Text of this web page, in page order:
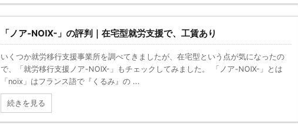
「ノア-NOIX-」の評判｜在宅型就労支援で、工賃あり
いくつか就労移行支援事業所を調べてきましたが、在宅型という点が気になったの
で、「就労移行支援ノア-NOIX-」もチェックしてみました。 「ノア-NOIX-」とは
「noix」はフランス語で『くるみ』の ...
続きを見る